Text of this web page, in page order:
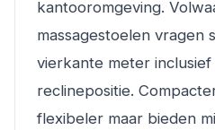
kantooromgeving.
massagestoelen vragen
vierkante meter
reclinepositie.
flexibeler maar bieden